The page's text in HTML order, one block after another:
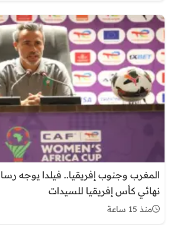
المغرب وجنوب إفريقيا.. فيلدا يوجه
نهائي كأس إفريقيا للسيدات
منذ 15 ساعة